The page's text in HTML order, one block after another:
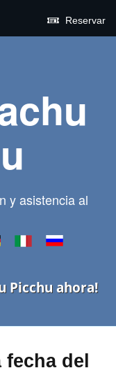
Reservar
y asistencia al
Picchu ahora!
fecha del